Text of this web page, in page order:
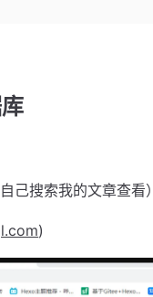
己搜索我的文章查看）
)